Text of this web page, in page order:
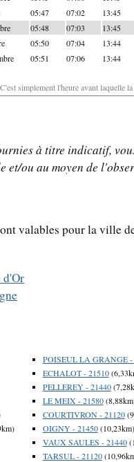
05:47 07:02 13:45
05:48 07:03 13:45
05:50 07:04 13:44
05:51 07:06 13:44
simplement l'heure avant laquelle
à titre indicatif,
et/ou au moyen de
valables pour la ville
d'Or
POISEUL LA GRANGE -
ECHALOT - 21510
PELLEREY - 21440
LE MEIX - 21580
COURTIVRON - 21120
OIGNY - 21450(10,23km)
VAUX SAULES - 21440
TARSUL - 21120